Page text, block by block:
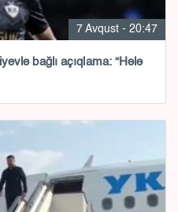
7 Avqust - 20:47
bağlı açıqlama: “Hələ